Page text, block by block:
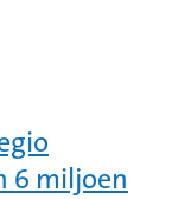
6 miljoen